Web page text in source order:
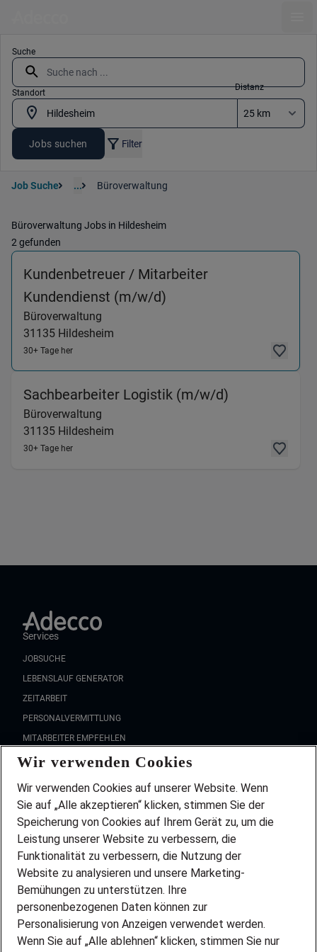
Suche
Standort
Distanz
Jobs suchen Filter
Job Suche ... Büroverwaltung
Büroverwaltung Jobs in Hildesheim
2 gefunden
Kundenbetreuer / Mitarbeiter
Kundendienst (m/w/d)
Büroverwaltung
31135 Hildesheim
30+ Tage her
Sachbearbeiter Logistik (m/w/d)
Büroverwaltung
31135 Hildesheim
30+ Tage her
Services
JOBSUCHE
LEBENSLAUF GENERATOR
ZEITARBEIT
PERSONALVERMITTLUNG
MITARBEITER EMPFEHLEN
FAQ
Wir stellen ein!
DEINE BERUFSGRUPPE
DEINE LEBENSSITUATION
PARTNERSHIP WITH AIRBUS
INITIATIV BEWERBEN
ÜBER UNS
STANDORTE
BLOG
Wir verwenden Cookies
Wir verwenden Cookies auf unserer Website. Wenn
Sie auf „Alle akzeptieren“ klicken, stimmen Sie der
Speicherung von Cookies auf Ihrem Gerät zu, um die
Leistung unserer Website zu verbessern, die
Funktionalität zu verbessern, die Nutzung der
Website zu analysieren und unsere Marketing-
Bemühungen zu unterstützen. Ihre
personenbezogenen Daten können zur
Personalisierung von Anzeigen verwendet werden.
Wenn Sie auf „Alle ablehnen“ klicken, stimmen Sie nur